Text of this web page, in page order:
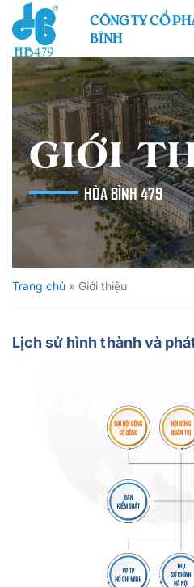
Skip
content
CÔNG TY CỔ
BÌNH
GIỚI
HÒA BÌNH 479
Trang chủ » Giới thiệu
Lịch sử hình thành và